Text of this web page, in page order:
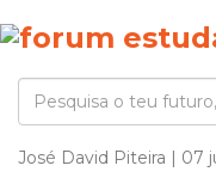
José David Piteira | 07